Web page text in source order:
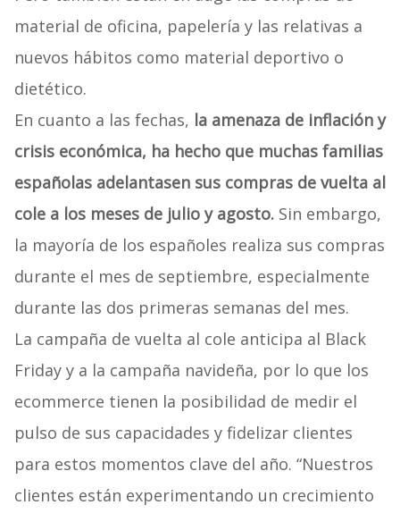
material de oficina, papelería y las relativas a
nuevos hábitos como material deportivo o
dietético.
En cuanto a las fechas, la amenaza de inflación y
crisis económica, ha hecho que muchas familias
españolas adelantasen sus compras de vuelta al
cole a los meses de julio y agosto. Sin embargo,
la mayoría de los españoles realiza sus compras
durante el mes de septiembre, especialmente
durante las dos primeras semanas del mes.
La campaña de vuelta al cole anticipa al Black
Friday y a la campaña navideña, por lo que los
ecommerce tienen la posibilidad de medir el
pulso de sus capacidades y fidelizar clientes
para estos momentos clave del año. “Nuestros
clientes están experimentando un crecimiento